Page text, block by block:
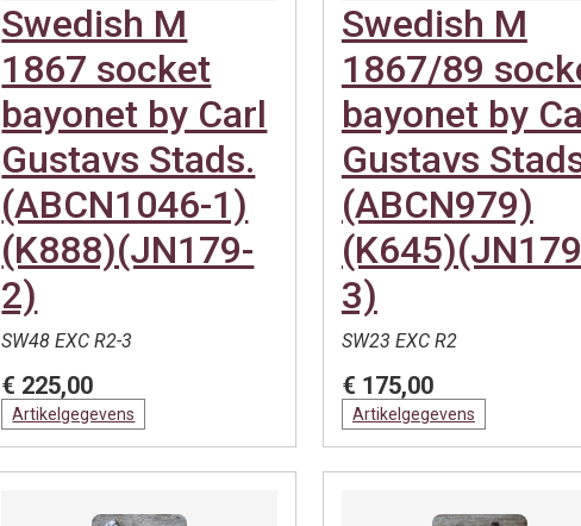
Swedish M
1867 socket
bayonet by Carl
Gustavs Stads.
(ABCN1046-1)
(K888)(JN179-
2)
SW48 EXC R2-3
€ 225,00
Artikelgegevens
Swedish M
1867/89
bayonet by
Gustavs
(ABCN979)
3)
SW23 EXC R2
€ 175,00
Artikelgegevens